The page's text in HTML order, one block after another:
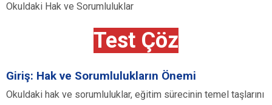
Okuldaki Hak ve Sorumluluklar
Test Çöz
Giriş: Hak ve Sorumlulukların Önemi
Okuldaki hak ve sorumluluklar, eğitim sürecinin temel taşlarını